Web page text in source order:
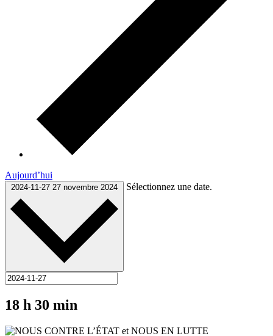
Aujourd’hui
2024-11-27 27 novembre 2024 Sélectionnez une date.
18 h 30 min